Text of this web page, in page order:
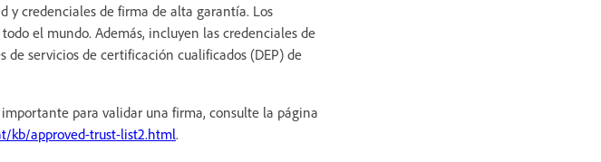
y credenciales de firma de alta garantía. Los
el mundo. Además, incluyen las credenciales de
servicios de certificación cualificados (DEP) de
para validar una firma, consulte la página
kb/approved-trust-list2.html.